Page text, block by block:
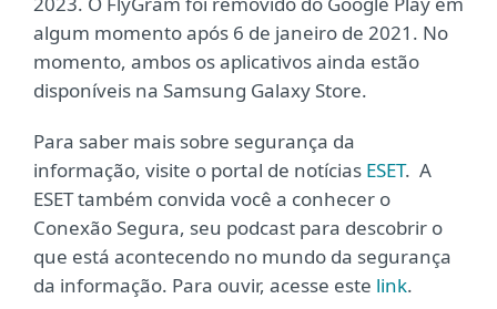
algum momento após 6 de janeiro de 2021. No
momento, ambos os aplicativos ainda estão
disponíveis na Samsung Galaxy Store.
Para saber mais sobre segurança da
informação, visite o portal de notícias ESET. A
ESET também convida você a conhecer o
Conexão Segura, seu podcast para descobrir o
que está acontecendo no mundo da segurança
da informação. Para ouvir, acesse este link.